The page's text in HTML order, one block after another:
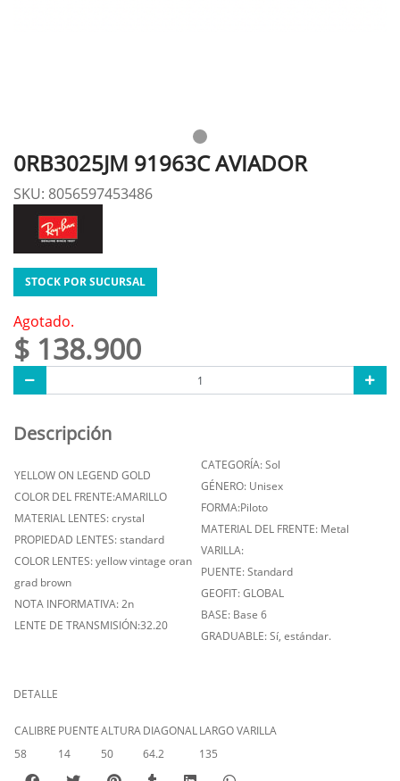
0RB3025JM 91963C AVIADOR
SKU: 8056597453486
STOCK POR SUCURSAL
Agotado.
$ 138.900
Descripción
YELLOW ON LEGEND GOLD
COLOR DEL FRENTE:AMARILLO
MATERIAL LENTES: crystal
PROPIEDAD LENTES: standard
COLOR LENTES: yellow vintage oran
grad brown
NOTA INFORMATIVA: 2n
LENTE DE TRANSMISIÓN:32.20
CATEGORÍA: Sol
GÉNERO: Unisex
FORMA:Piloto
MATERIAL DEL FRENTE: Metal
VARILLA:
PUENTE: Standard
GEOFIT: GLOBAL
BASE: Base 6
GRADUABLE: Sí, estándar.
DETALLE
CALIBRE PUENTEALTURADIAGONALLARGO VARILLA
58
14 50 64.2 135